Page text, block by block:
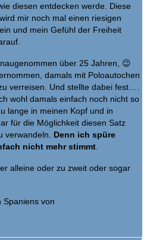
diesen entdecken werde. Diese
mir noch mal einen riesigen
und mein Gefühl der Freiheit
über 25 Jahren, 😉
damals mit Poloautochen
verreisen. Und stellte dabei fest….
wohl damals einfach noch nicht so
lange in meinen Kopf und in
für die Möglichkeit diesen Satz
verwandeln. Denn ich spüre
nicht mehr stimmt
alleine oder zu zweit oder sogar
Spaniens von